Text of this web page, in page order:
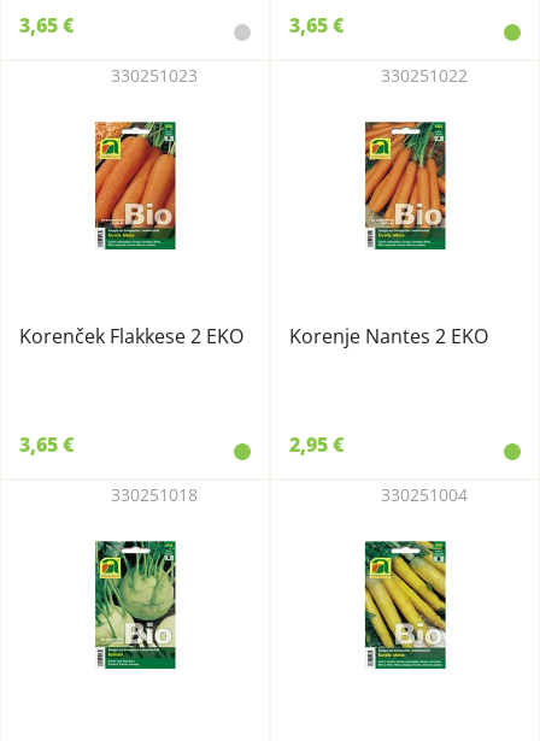
3,65 € 3,65 €
Korenček Flakkese 2 EKO
330251023
3,65 €
Korenje Nantes 2 EKO
330251022
2,95 €
330251018 330251004